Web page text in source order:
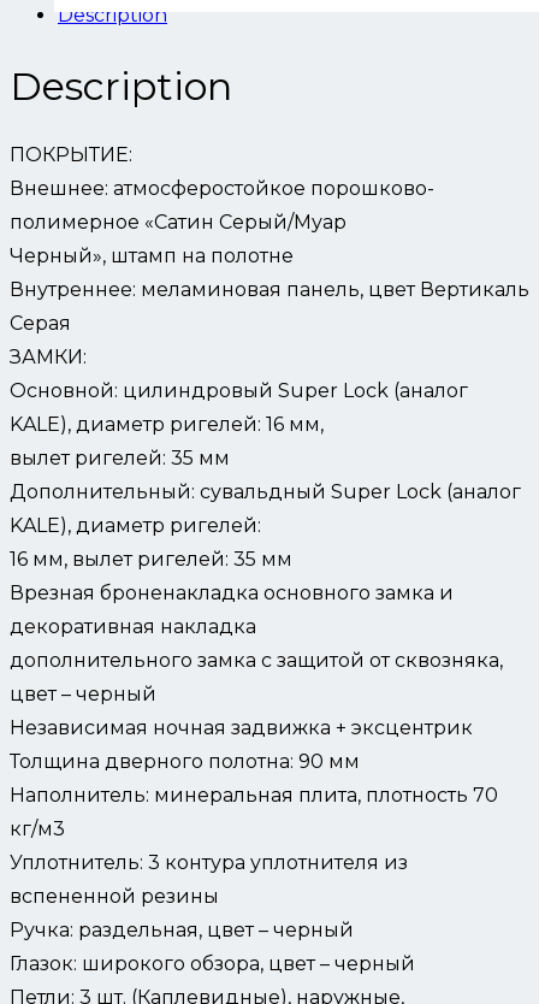
Description
Description
ПОКРЫТИЕ:
Внешнее: атмосферостойкое порошково-
полимерное «Сатин Серый/Муар
Черный», штамп на полотне
Внутреннее: меламиновая панель, цвет Вертикаль
Серая
ЗАМКИ:
Основной: цилиндровый Super Lock (аналог
KALE), диаметр ригелей: 16 мм,
вылет ригелей: 35 мм
Дополнительный: сувальдный Super Lock (аналог
KALE), диаметр ригелей:
16 мм, вылет ригелей: 35 мм
Врезная броненакладка основного замка и
декоративная накладка
дополнительного замка с защитой от сквозняка,
цвет – черный
Независимая ночная задвижка + эксцентрик
Толщина дверного полотна: 90 мм
Наполнитель: минеральная плита, плотность 70
кг/м3
Уплотнитель: 3 контура уплотнителя из
вспененной резины
Ручка: раздельная, цвет – черный
Глазок: широкого обзора, цвет – черный
Петли: 3 шт. (Каплевидные), наружные,